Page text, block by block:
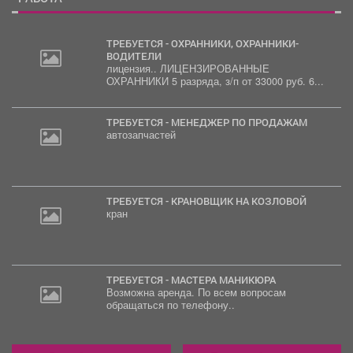
ТРЕБУЕТСЯ - ОХРАННИКИ, ОХРАННИКИ-
ВОДИТЕЛИ
лицензия.. ЛИЦЕНЗИРОВАННЫЕ
ОХРАННИКИ 5 разряда, з/п от 33000 руб. 6...
ТРЕБУЕТСЯ - МЕНЕДЖЕР ПО ПРОДАЖАМ
автозапчастей
ТРЕБУЕТСЯ - КРАНОВЩИК НА КОЗЛОВОЙ
кран
ТРЕБУЕТСЯ - МАСТЕРА МАНИКЮРА
Возможна аренда. По всем вопросам
обращаться по телефону..